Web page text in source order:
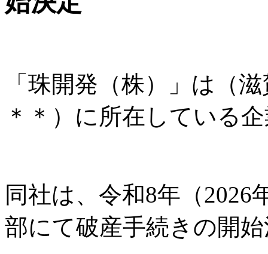
「珠開発（株）」は（
＊＊）に所在している
同社は、令和8年（2026
部にて破産手続きの開